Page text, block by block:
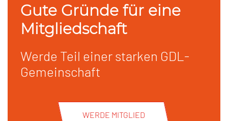
Gute Gründe für eine
Mitgliedschaft
Werde Teil einer starken GDL-
Gemeinschaft
WERDE MITGLIED